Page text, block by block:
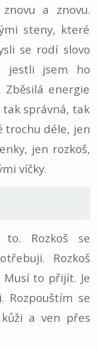
a znovu.
steny, které
se rodí slovo
jestli jsem ho
Zběsilá energie
správná, tak
trochu déle, jen
jen rozkoš,
víčky.
Rozkoš se
Rozkoš
to přijít. Je
Rozpouštím se
a ven přes